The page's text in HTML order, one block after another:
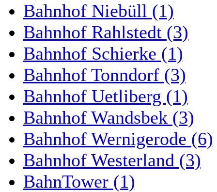
Bahnhof Niebüll (1)
Bahnhof Rahlstedt (3)
Bahnhof Schierke (1)
Bahnhof Tonndorf (3)
Bahnhof Uetliberg (1)
Bahnhof Wandsbek (3)
Bahnhof Wernigerode (6)
Bahnhof Westerland (3)
BahnTower (1)